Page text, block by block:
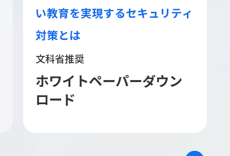
InterSafe
GatewayConnection | 教
育関係者向け